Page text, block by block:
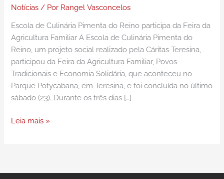
Notícias / Por Rangel Vasconcelos
Escola de Culinária Pimenta do Reino participa da Feira da
Agricultura Familiar A Escola de Culinária Pimenta do
Reino, um projeto social realizado pela Cáritas Teresina,
participou da Feira da Agricultura Familiar, Povos
Tradicionais e Economia Solidária, que aconteceu no
Parque Potycabana, em Teresina, e foi concluída no último
sábado (23). Durante os três dias […]
Leia mais »